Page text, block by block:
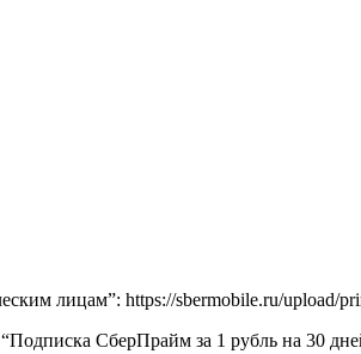
лицам”: https://sbermobile.ru/upload/
СберПрайм за 1 рубль на 30